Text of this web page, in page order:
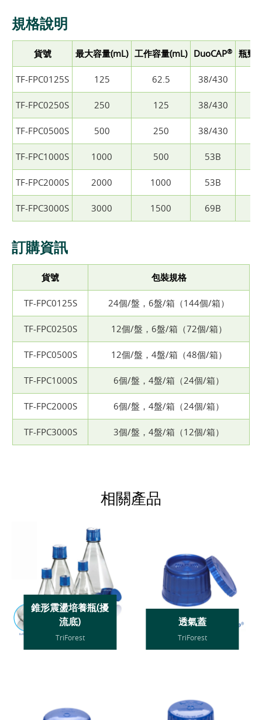
規格說明
貨號 最大容量(mL) 工作容量(mL) DuoCAP® 瓶頸
TF-FPC0125S 125 62.5 38/430
TF-FPC0250S 250 125 38/430
TF-FPC0500S 500 250 38/430
TF-FPC1000S 1000 500 53B
TF-FPC2000S 2000 1000 53B
TF-FPC3000S 3000 1500 69B
訂購資訊
貨號 包裝規格
TF-FPC0125S 24個/盤，6盤/箱（144個/箱）
TF-FPC0250S 12個/盤，6盤/箱（72個/箱）
TF-FPC0500S 12個/盤，4盤/箱（48個/箱）
TF-FPC1000S 6個/盤，4盤/箱（24個/箱）
TF-FPC2000S 6個/盤，4盤/箱（24個/箱）
TF-FPC3000S 3個/盤，4盤/箱（12個/箱）
相關產品
錐形震盪培養瓶(擾
流底)
TriForest
透氣蓋
TriForest